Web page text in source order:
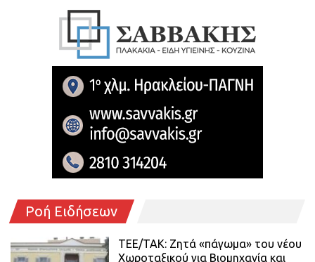
Ροή Ειδήσεων
ΤΕΕ/ΤΑΚ: Ζητά «πάγωμα» του νέου
Χωροταξικού για Βιομηχανία και